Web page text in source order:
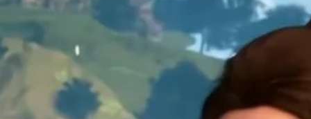
Đang mở https://manhua.edu.vn/tran-xao-thien